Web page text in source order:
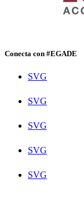
Conecta con #EGADE
SVG
SVG
SVG
SVG
SVG